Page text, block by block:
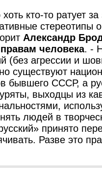
кто-то ратует
стереотипы
Александр
человека. -
(без агрессии и
существуют
бывшего СССР, а
выходцы из
людей в
принято
Разве это